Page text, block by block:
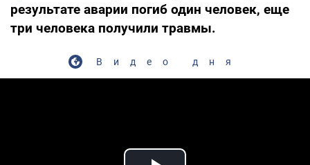
результате аварии погиб один человек, еще
три человека получили травмы.
Видео дня